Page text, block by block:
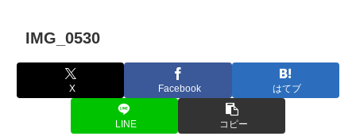
IMG_0530
X Facebook はてブ
LINE コピー